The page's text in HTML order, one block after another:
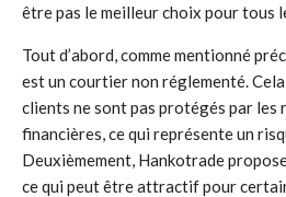
être pas le meilleur choix pour tous
Tout d’abord, comme mentionné
est un courtier non réglementé.
clients ne sont pas protégés par les
financières, ce qui représente un
Deuxièmement, Hankotrade
ce qui peut être attractif pour